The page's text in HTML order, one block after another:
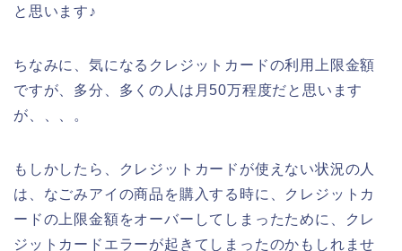
と思います♪
ちなみに、気になるクレジットカードの利用上限金額
ですが、多分、多くの人は月50万程度だと思います
が、、、。
もしかしたら、クレジットカードが使えない状況の人
は、なごみアイの商品を購入する時に、クレジットカ
ードの上限金額をオーバーしてしまったために、クレ
ジットカードエラーが起きてしまったのかもしれませ